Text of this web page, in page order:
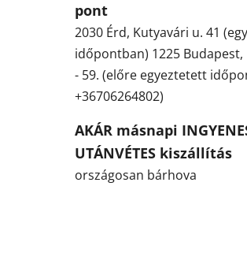
pont
2030 Érd, Kutyavári u. 41
időpontban) 1225 Budapest,
- 59. (előre egyeztetett
+36706264802)
AKÁR másnapi
UTÁNVÉTES kiszállítás
országosan bárhova